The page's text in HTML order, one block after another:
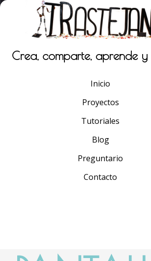
Crea, comparte, aprende y
Inicio
Proyectos
Tutoriales
Blog
Preguntario
Contacto